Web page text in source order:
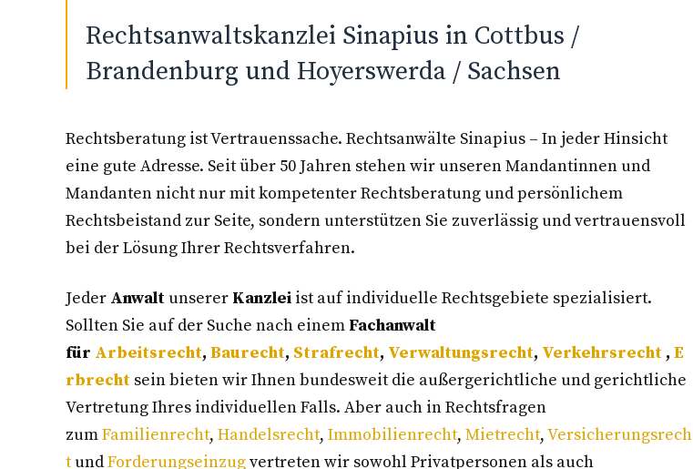
Rechtsanwaltskanzlei Sinapius in Cottbus /
Brandenburg und Hoyerswerda / Sachsen
Rechtsberatung ist Vertrauenssache. Rechtsanwälte Sinapius – In jeder Hinsicht
eine gute Adresse. Seit über 50 Jahren stehen wir unseren Mandantinnen und
Mandanten nicht nur mit kompetenter Rechtsberatung und persönlichem
Rechtsbeistand zur Seite, sondern unterstützen Sie zuverlässig und vertrauensvoll
bei der Lösung Ihrer Rechtsverfahren.
Jeder Anwalt unserer Kanzlei ist auf individuelle Rechtsgebiete spezialisiert.
Sollten Sie auf der Suche nach einem Fachanwalt
für Arbeitsrecht, Baurecht, Strafrecht, Verwaltungsrecht, Verkehrsrecht , E
rbrecht sein bieten wir Ihnen bundesweit die außergerichtliche und gerichtliche
Vertretung Ihres individuellen Falls. Aber auch in Rechtsfragen
zumFamilienrecht, Handelsrecht, Immobilienrecht, Mietrecht,Versicherungsrech
t undForderungseinzugvertreten wir sowohl Privatpersonen als auch